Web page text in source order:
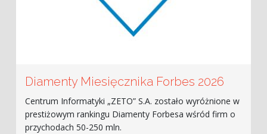
Diamenty Miesięcznika Forbes 2026
Centrum Informatyki „ZETO” S.A. zostało wyróżnione w
prestiżowym rankingu Diamenty Forbesa wśród firm o
przychodach 50-250 mln.